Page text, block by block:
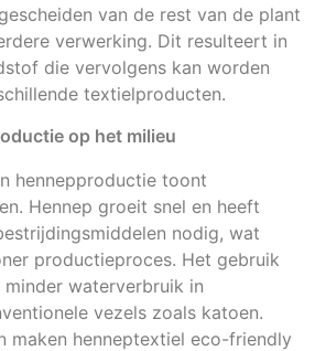
van de rest van de plant
verwerking. Dit resulteert in
die vervolgens kan worden
textielproducten.
op het milieu
hennepproductie toont
Hennep groeit snel en heeft
nodig, wat
productieproces. Het gebruik
waterverbruik in
vezels zoals katoen.
maken henneptextiel eco-friendly